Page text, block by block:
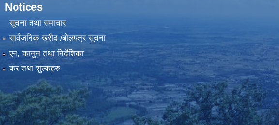
Notices
सूचना तथा समाचार
सार्वजनिक खरीद /बोलपत्र सूचना
एन, कानुन तथा निर्देशिका
कर तथा शुल्कहरु